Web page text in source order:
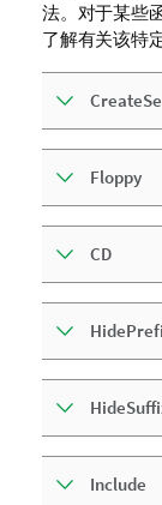
法。对于某些
了解有关该特
Floppy
CD
Include